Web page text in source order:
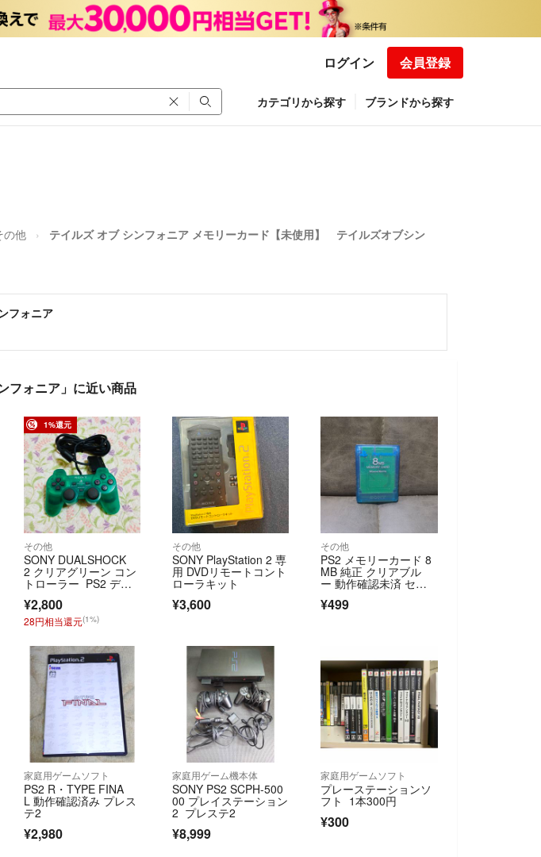
ログイン 会員登録
カテゴリから探す ブランドから探す
の他
テイルズ オブ シンフォニア メモリーカード【未使用】 テイルズオブシン
フォニア
フォニア」に近い商品
1%還元
その他
SONY DUALSHOCK
2 クリアグリーン コン
トローラー PS2 デュ
アルショック2
¥2,800
28円相当還元(1%)
その他
SONY PlayStation 2 専
用 DVDリモートコント
ローラキット
¥3,600
その他
PS2 メモリーカード 8
MB 純正 クリアブル
ー 動作確認未済 セー
ブデータあるかも？中
古 匿名配送 送料込み
¥499
家庭用ゲームソフト
PS2 R・TYPE FINA
L 動作確認済み プレス
テ2
¥2,980
家庭用ゲーム機本体
SONY PS2 SCPH-500
00 プレイステーション
2 プレステ2
¥8,999
家庭用ゲームソフト
プレーステーションソ
フト 1本300円
¥300